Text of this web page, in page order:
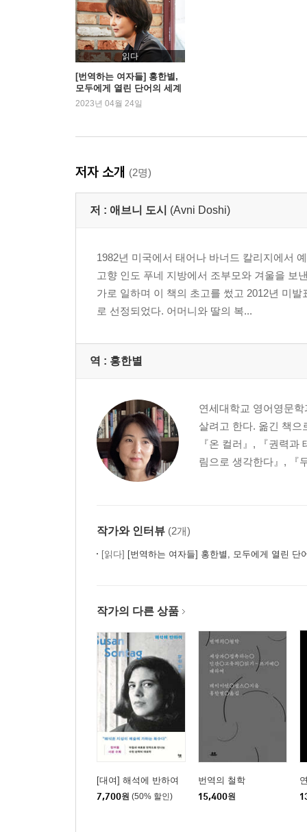
읽다
[번역하는 여자들] 홍한별,
모두에게 열린 단어의 세계
2023년 04월 24일
저자 소개 (2명)
저 : 애브니 도시 (Avni Doshi)
1982년 미국에서 태어나 바너드 칼리지에서
고향 인도 푸네 지방에서 조부모와 겨울을 보
가로 일하며 이 책의 초고를 썼고 2012년 미
로 선정되었다. 어머니와 딸의 복...
역 : 홍한별
연세대학교 영어영문
살려고 한다. 옮긴 책으
『온 컬러』, 『권력
림으로 생각한다』, 『
작가와 인터뷰 (2개)
[읽다] [번역하는 여자들] 홍한별, 모두에게 열린 단
작가의 다른 상품
[대여] 해석에 반하여
7,700원 (50% 할인)
번역의 철학
15,400원